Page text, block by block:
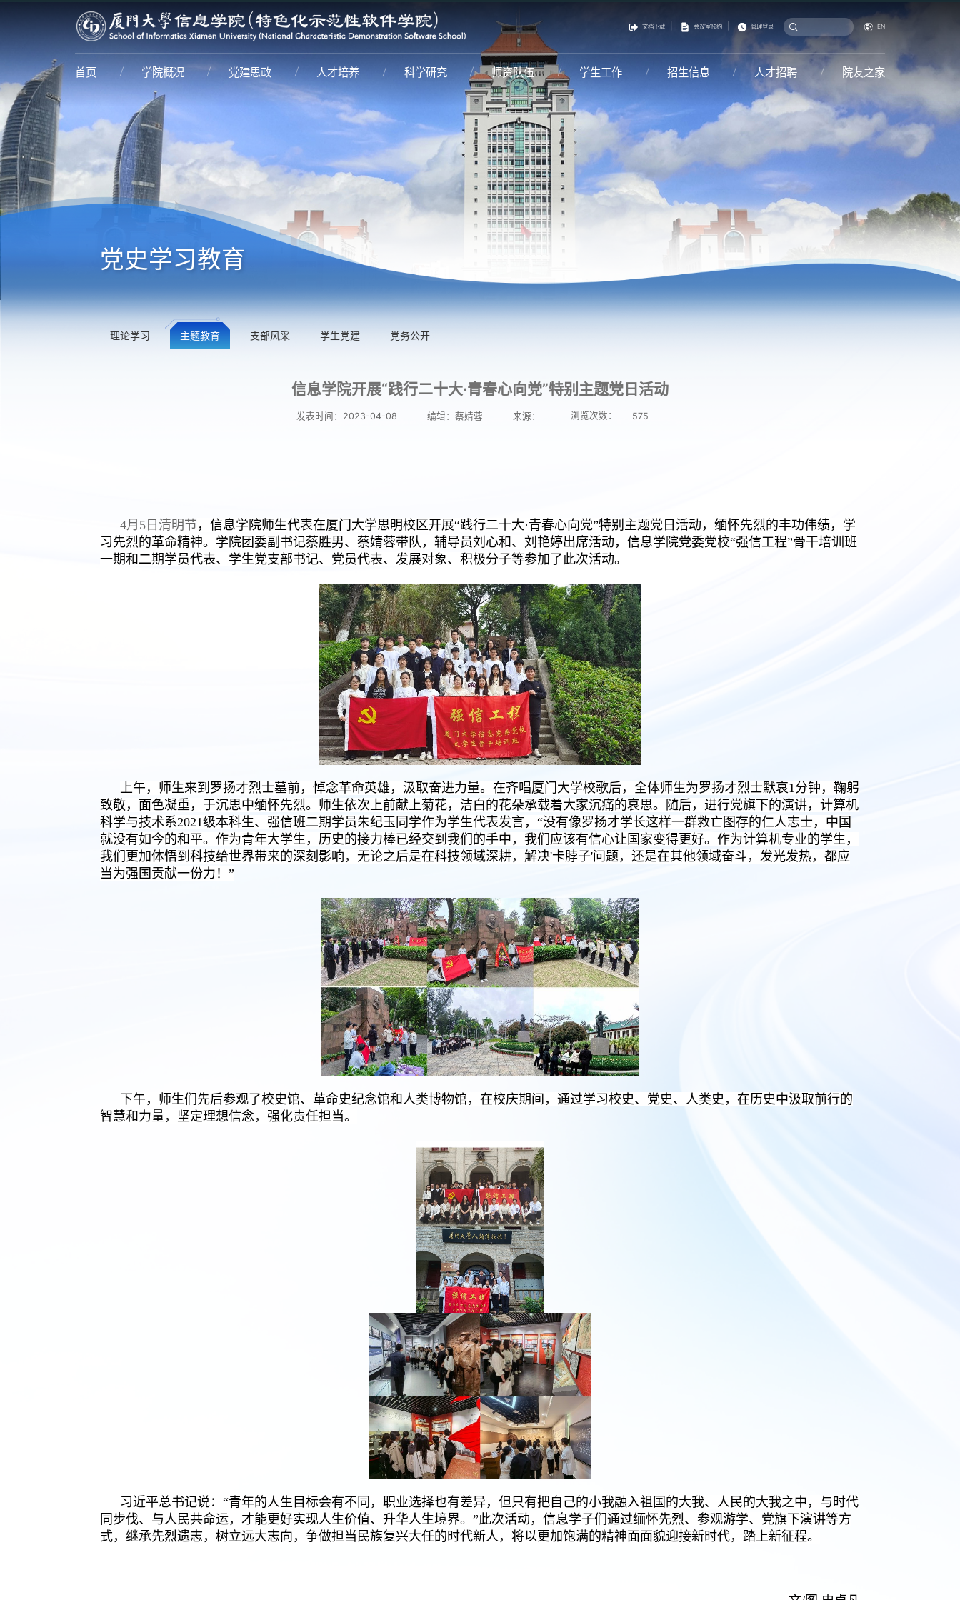
文档下载 会议室预约 管理登录 EN
首页 学院概况 党建思政 人才培养 科学研究 师资队伍 学生工作 招生信息 人才招聘 院友之家
党史学习教育
理论学习 主题教育 支部风采 学生党建 党务公开
信息学院开展“践行二十大·青春心向党”特别主题党日活动
发表时间：2023-04-08 编辑：蔡婧蓉 来源： 浏览次数： 575
4月5日清明节 ，信息学院师生代表在厦门大学思明校区开展“践行二十大·青春心向党”特别主题党日活动，缅怀先烈的丰功伟绩，学
习先烈的革命精神。学院团委副书记蔡胜男、蔡婧蓉带队，辅导员刘心和、刘艳婷出席活动，信息学院党委党校“强信工程”骨干培训班
一期和二期学员代表、学生党支部书记、党员代表、发展对象、积极分子等参加了此次活动。
上午，师生来到罗扬才烈士墓前，悼念革命英雄，汲取奋进力量。在齐唱厦门大学校歌后，全体师生为罗扬才烈士默哀1分钟，鞠躬
致敬，面色凝重，于沉思中缅怀先烈。师生依次上前献上菊花，洁白的花朵承载着大家沉痛的哀思。随后，进行党旗下的演讲，计算机
科学与技术系2021级本科生、强信班二期学员朱纪玉同学作为学生代表发言，“没有像罗扬才学长这样一群救亡图存的仁人志士，中国
就没有如今的和平。作为青年大学生，历史的接力棒已经交到我们的手中，我们应该有信心让国家变得更好。作为计算机专业的学生，
我们更加体悟到科技给世界带来的深刻影响，无论之后是在科技领域深耕，解决'卡脖子'问题，还是在其他领域奋斗，发光发热，都应
当为强国贡献一份力！”
下午，师生们先后参观了校史馆、革命史纪念馆和人类博物馆，在校庆期间，通过学习校史、党史、人类史，在历史中汲取前行的
智慧和力量，坚定理想信念，强化责任担当。
习近平总书记说：“青年的人生目标会有不同，职业选择也有差异，但只有把自己的小我融入祖国的大我、人民的大我之中，与时代
同步伐、与人民共命运，才能更好实现人生价值、升华人生境界。”此次活动，信息学子们通过缅怀先烈、参观游学、党旗下演讲等方
式，继承先烈遗志，树立远大志向，争做担当民族复兴大任的时代新人，将以更加饱满的精神面面貌迎接新时代，踏上新征程。